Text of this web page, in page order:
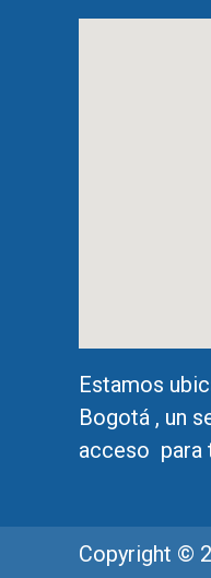
Estamos
Bogotá , un
acceso para
Copyright ©